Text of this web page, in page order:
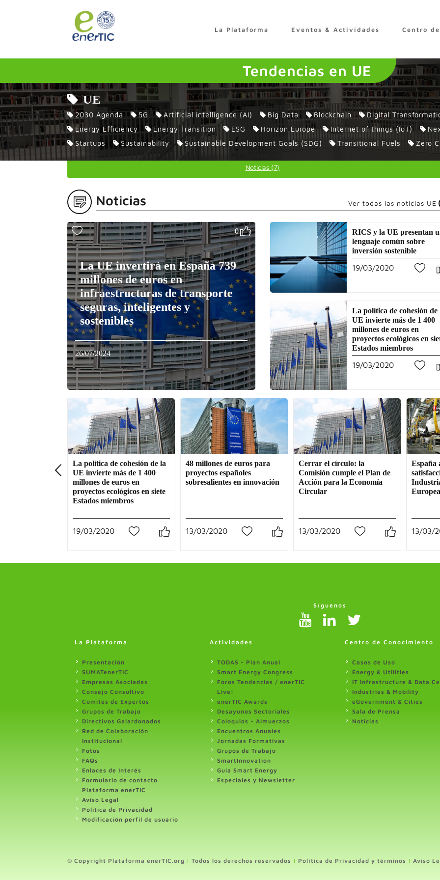
La Plataforma Eventos & Actividades Centro
Tendencias en UE
UE
2030 Agenda 5G Artificial intelligence (AI) Big Data Blockchain Digital
Energy Efficiency
Energy Transition ESG Horizon Europe Internet of things (IoT)
Startups
Sustainability Sustainable Development Goals (SDG) Transitional Fuels Zero
Noticias (7)
Noticias Ver todas las noticias UE
0
La UE invertirá en España 739
millones de euros en
infraestructuras de transporte
seguras, inteligentes y
sostenibles
26/07/2024
RICS y la UE presentan
lenguaje común sobre
inversión sostenible
19/03/2020
La política de cohesión de
UE invierte más de 1 400
millones de euros en
proyectos ecológicos en
Estados miembros
19/03/2020
La política de cohesión de la
UE invierte más de 1 400
millones de euros en
proyectos ecológicos en siete
Estados miembros
19/03/2020
48 millones de euros para
proyectos españoles
sobresalientes en innovación
13/03/2020
Cerrar el círculo: la
Comisión cumple el Plan de
Acción para la Economía
Circular
13/03/2020
España
Europea
13/03/
Síguenos
La Plataforma
Presentación
SUMATenerTIC
Empresas Asociadas
Consejo Consultivo
Comités de Expertos
Grupos de Trabajo
Directivos Galardonados
Red de Colaboración
Institucional
Fotos
FAQs
Enlaces de Interés
Formulario de contacto
Plataforma enerTIC
Aviso Legal
Politica de Privacidad
Modificación perfil de usuario
Actividades
TODAS - Plan Anual
Smart Energy Congress
Foros Tendencias / enerTIC
Live!
enerTIC Awards
Desayunos Sectoriales
Coloquios - Almuerzos
Encuentros Anuales
Jornadas Formativas
Grupos de Trabajo
SmartInnovation
Guia Smart Energy
Especiales y Newsletter
Centro de Conocimiento
Casos de Uso
Energy & Utilities
IT Infrastructure & Data
Industries & Mobility
eGovernment & Cities
Sala de Prensa
Noticias
© Copyright Plataforma enerTIC.org | Todos los derechos reservados | Política de Privacidad y términos | Aviso